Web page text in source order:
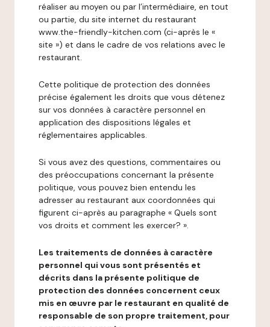
réaliser au moyen ou par l’intermédiaire, en tout
ou partie, du site internet du restaurant
www.the-friendly-kitchen.com (ci-après le «
site ») et dans le cadre de vos relations avec le
restaurant.
Cette politique de protection des données
précise également les droits que vous détenez
sur vos données à caractère personnel en
application des dispositions légales et
réglementaires applicables.
Si vous avez des questions, commentaires ou
des préoccupations concernant la présente
politique, vous pouvez bien entendu les
adresser au restaurant aux coordonnées qui
figurent ci-après au paragraphe « Quels sont
vos droits et comment les exercer? ».
Les traitements de données à caractère
personnel qui vous sont présentés et
décrits dans la présente politique de
protection des données concernent ceux
mis en œuvre par le restaurant en qualité de
responsable de son propre traitement, pour